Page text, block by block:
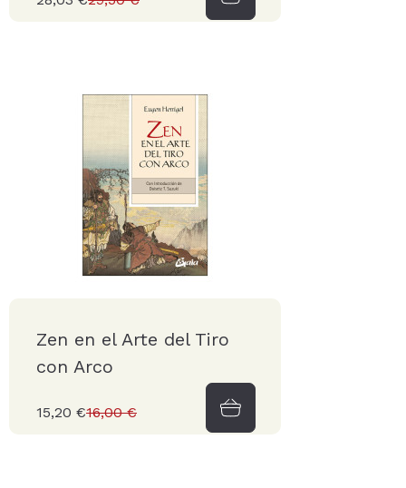
Zen en el Arte del Tiro
con Arco
15,20 €16,00 €